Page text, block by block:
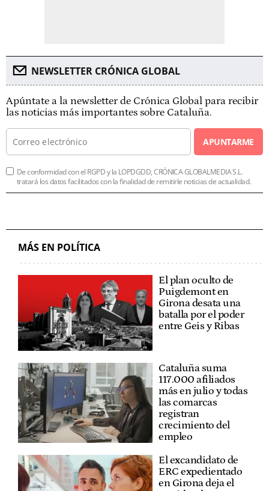
NEWSLETTER CRÓNICA GLOBAL
Apúntate a la newsletter de Crónica Global para recibir
las noticias más importantes sobre Cataluña.
APUNTARME
De conformidad con el RGPD y la LOPDGDD, CRÓNICA GLOBALMEDIA S.L.
tratará los datos facilitados con la finalidad de remitirle noticias de actualidad.
MÁS EN POLÍTICA
El plan oculto de
Puigdemont en
Girona desata una
batalla por el poder
entre Geis y Ribas
Cataluña suma
117.000 afiliados
más en julio y todas
las comarcas
registran
crecimiento del
empleo
El excandidato de
ERC expedientado
en Girona deja el